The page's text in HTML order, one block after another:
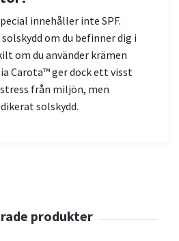
innehåller inte SPF.
om du befinner dig i
om du använder krämen
Carota™ ger dock ett visst
från miljön, men
solskydd.